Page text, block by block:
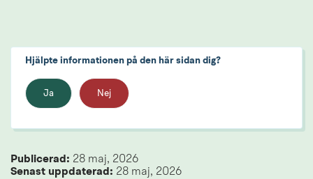
Hjälpte informationen på den här sidan dig?
Ja Nej
Publicerad: 28 maj, 2026
Senast uppdaterad: 28 maj, 2026